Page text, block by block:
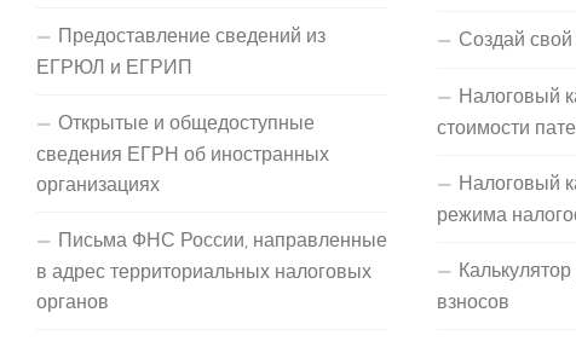
Предоставление сведений из
ЕГРЮЛ и ЕГРИП
Открытые и общедоступные
сведения ЕГРН об иностранных
организациях
Письма ФНС России, направленные
в адрес территориальных налоговых
органов
Создай
Налоговый
стоимости
Налоговый
режима
взносов